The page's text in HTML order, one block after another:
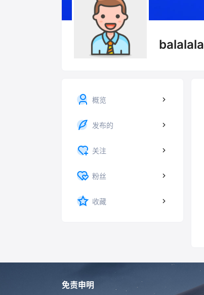
balalala
概览
发布的
关注
粉丝
收藏
免责申明